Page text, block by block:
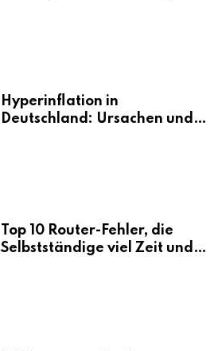
Hyperinflation in
Deutschland: Ursachen und
Top 10 Router-Fehler, die
Selbstständige viel Zeit und